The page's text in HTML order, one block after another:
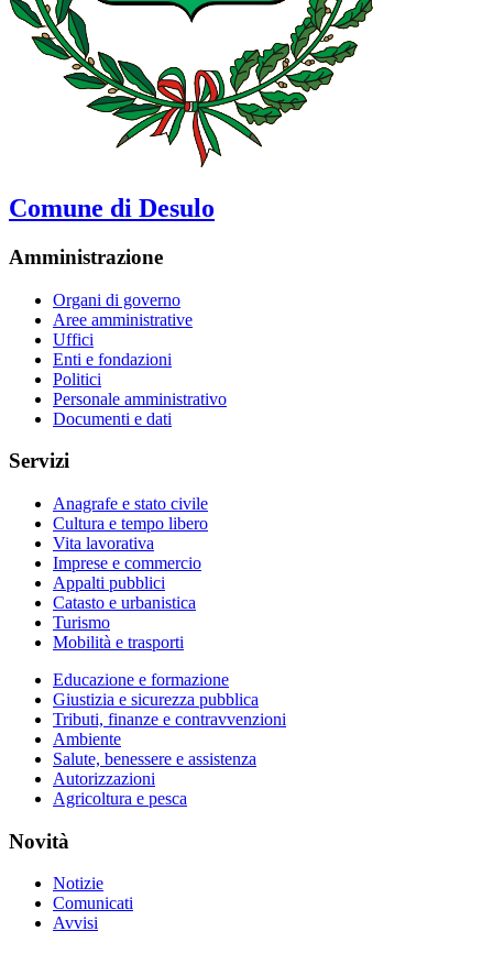
Comune di Desulo
Amministrazione
Organi di governo
Aree amministrative
Uffici
Enti e fondazioni
Politici
Personale amministrativo
Documenti e dati
Servizi
Anagrafe e stato civile
Cultura e tempo libero
Vita lavorativa
Imprese e commercio
Appalti pubblici
Catasto e urbanistica
Turismo
Mobilità e trasporti
Educazione e formazione
Giustizia e sicurezza pubblica
Tributi, finanze e contravvenzioni
Ambiente
Salute, benessere e assistenza
Autorizzazioni
Agricoltura e pesca
Novità
Notizie
Comunicati
Avvisi